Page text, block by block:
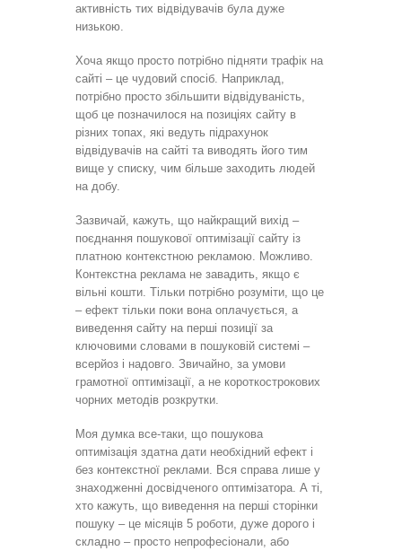
активність тих відвідувачів була дуже
низькою.
Хоча якщо просто потрібно підняти трафік на
сайті – це чудовий спосіб. Наприклад,
потрібно просто збільшити відвідуваність,
щоб це позначилося на позиціях сайту в
різних топах, які ведуть підрахунок
відвідувачів на сайті та виводять його тим
вище у списку, чим більше заходить людей
на добу.
Зазвичай, кажуть, що найкращий вихід –
поєднання пошукової оптимізації сайту із
платною контекстною рекламою. Можливо.
Контекстна реклама не завадить, якщо є
вільні кошти. Тільки потрібно розуміти, що це
– ефект тільки поки вона оплачується, а
виведення сайту на перші позиції за
ключовими словами в пошуковій системі –
всерйоз і надовго. Звичайно, за умови
грамотної оптимізації, а не короткострокових
чорних методів розкрутки.
Моя думка все-таки, що пошукова
оптимізація здатна дати необхідний ефект і
без контекстної реклами. Вся справа лише у
знаходженні досвідченого оптимізатора. А ті,
хто кажуть, що виведення на перші сторінки
пошуку – це місяців 5 роботи, дуже дорого і
складно – просто непрофесіонали, або